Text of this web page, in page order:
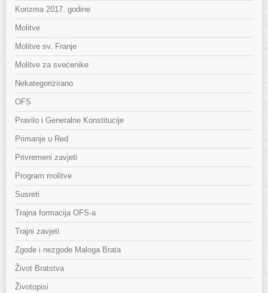
Korizma 2017. godine
Molitve
Molitve sv. Franje
Molitve za svećenike
Nekategorizirano
OFS
Pravilo i Generalne Konstitucije
Primanje u Red
Privremeni zavjeti
Program molitve
Susreti
Trajna formacija OFS-a
Trajni zavjeti
Zgode i nezgode Maloga Brata
Život Bratstva
Životopisi